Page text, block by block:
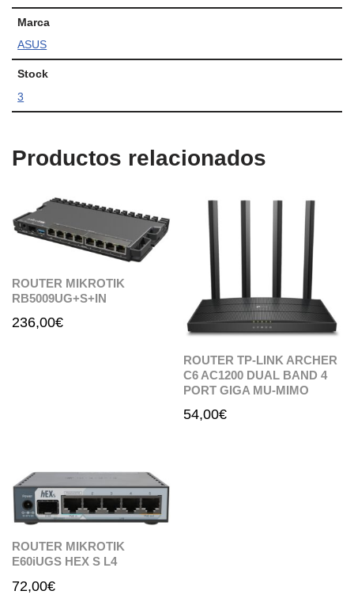
Marca
ASUS
Stock
3
Productos relacionados
ROUTER MIKROTIK
RB5009UG+S+IN
236,00€
ROUTER TP-LINK ARCHER
C6 AC1200 DUAL BAND 4
PORT GIGA MU-MIMO
54,00€
ROUTER MIKROTIK
E60iUGS HEX S L4
72,00€